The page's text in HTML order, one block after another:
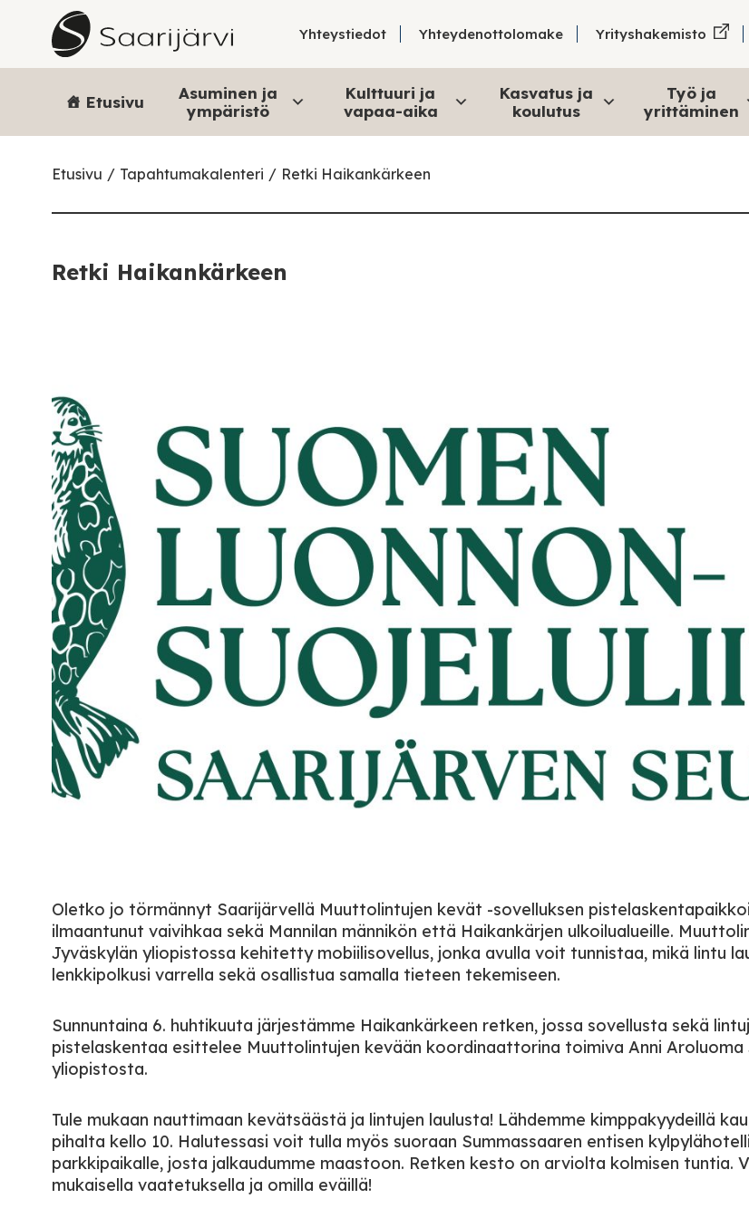
Skip to content
Yhteystiedot Yhteydenottolomake Yrityshakemisto
Etusivu
Asuminen ja
ympäristö
Kulttuuri ja
vapaa-aika
Kasvatus ja
koulutus
Työ ja
yrittäminen
Etusivu Tapahtumakalenteri Retki Haikankärkeen
Retki Haikankärkeen
Oletko jo törmännyt Saarijärvellä Muuttolintujen kevät -sovelluksen
ilmaantunut vaivihkaa sekä Mannilan männikön että Haikankärjen ulkoilualueille.
Jyväskylän yliopistossa kehitetty mobiilisovellus, jonka avulla voit tunnistaa, mikä lintu
lenkkipolkusi varrella sekä osallistua samalla tieteen tekemiseen.
Sunnuntaina 6. huhtikuuta järjestämme Haikankärkeen retken, jossa sovellusta sekä
pistelaskentaa esittelee Muuttolintujen kevään koordinaattorina toimiva Anni Aroluoma
yliopistosta.
Tule mukaan nauttimaan kevätsäästä ja lintujen laulusta! Lähdemme kimppakyydeillä
pihalta kello 10. Halutessasi voit tulla myös suoraan Summassaaren entisen
parkkipaikalle, josta jalkaudumme maastoon. Retken kesto on arviolta kolmisen tuntia.
mukaisella vaatetuksella ja omilla eväillä!